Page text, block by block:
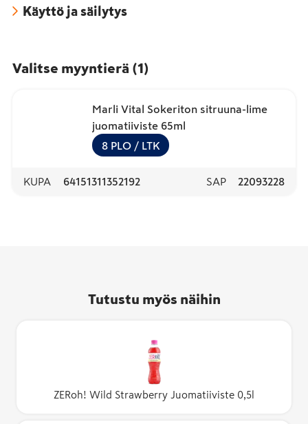
Käyttö ja säilytys
Valitse myyntierä (1 )
Marli Vital Sokeriton sitruuna-lime
juomatiiviste 65ml
8 PLO / LTK
KUPA 64151311352192 SAP 22093228
Tutustu myös näihin
ZERoh! Wild Strawberry Juomatiiviste 0,5l